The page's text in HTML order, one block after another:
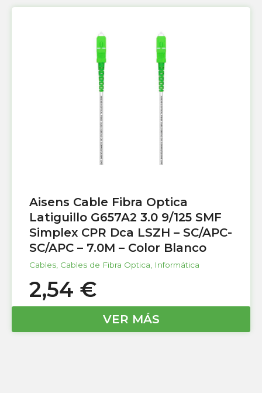
Aisens Cable Fibra Optica
Latiguillo G657A2 3.0 9/125 SMF
Simplex CPR Dca LSZH – SC/APC-
SC/APC – 7.0M – Color Blanco
Cables, Cables de Fibra Optica, Informática
2,54 €
VER MÁS